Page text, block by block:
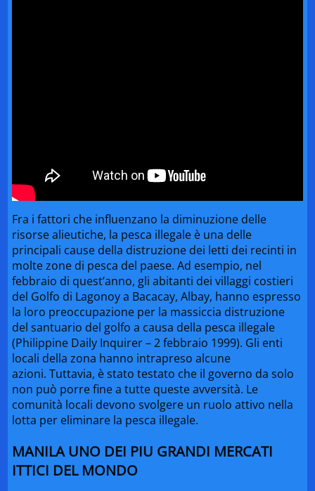
Fra i fattori che influenzano la diminuzione delle
risorse alieutiche, la pesca illegale è una delle
principali cause della distruzione dei letti dei recinti in
molte zone di pesca del paese. Ad esempio, nel
febbraio di quest’anno, gli abitanti dei villaggi costieri
del Golfo di Lagonoy a Bacacay, Albay, hanno espresso
la loro preoccupazione per la massiccia distruzione
del santuario del golfo a causa della pesca illegale
(Philippine Daily Inquirer – 2 febbraio 1999). Gli enti
locali della zona hanno intrapreso alcune
azioni. Tuttavia, è stato testato che il governo da solo
non può porre fine a tutte queste avversità. Le
comunità locali devono svolgere un ruolo attivo nella
lotta per eliminare la pesca illegale.
MANILA UNO DEI PIU GRANDI MERCATI
ITTICI DEL MONDO